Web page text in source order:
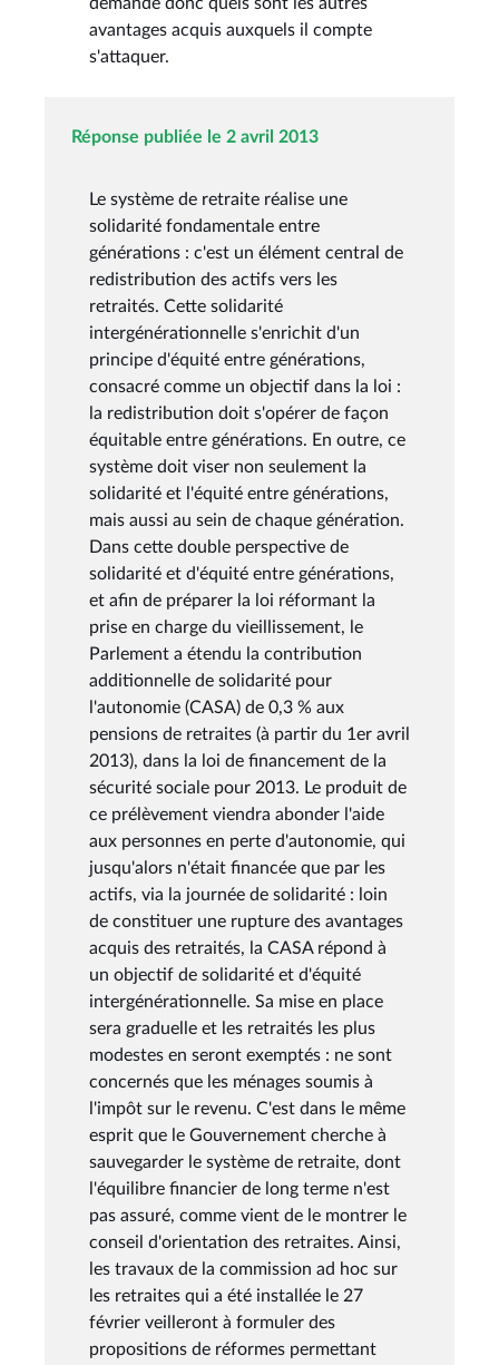
avantages acquis auxquels il compte
s'attaquer.
Réponse publiée le 2 avril 2013
Le système de retraite réalise une
solidarité fondamentale entre
générations : c'est un élément central de
redistribution des actifs vers les
retraités. Cette solidarité
intergénérationnelle s'enrichit d'un
principe d'équité entre générations,
consacré comme un objectif dans la loi :
la redistribution doit s'opérer de façon
équitable entre générations. En outre, ce
système doit viser non seulement la
solidarité et l'équité entre générations,
mais aussi au sein de chaque génération.
Dans cette double perspective de
solidarité et d'équité entre générations,
et afin de préparer la loi réformant la
prise en charge du vieillissement, le
Parlement a étendu la contribution
additionnelle de solidarité pour
l'autonomie (CASA) de 0,3 % aux
pensions de retraites (à partir du 1er avril
2013), dans la loi de financement de la
sécurité sociale pour 2013. Le produit de
ce prélèvement viendra abonder l'aide
aux personnes en perte d'autonomie, qui
jusqu'alors n'était financée que par les
actifs, via la journée de solidarité : loin
de constituer une rupture des avantages
acquis des retraités, la CASA répond à
un objectif de solidarité et d'équité
intergénérationnelle. Sa mise en place
sera graduelle et les retraités les plus
modestes en seront exemptés : ne sont
concernés que les ménages soumis à
l'impôt sur le revenu. C'est dans le même
esprit que le Gouvernement cherche à
sauvegarder le système de retraite, dont
l'équilibre financier de long terme n'est
pas assuré, comme vient de le montrer le
conseil d'orientation des retraites. Ainsi,
les travaux de la commission ad hoc sur
les retraites qui a été installée le 27
février veilleront à formuler des
propositions de réformes permettant